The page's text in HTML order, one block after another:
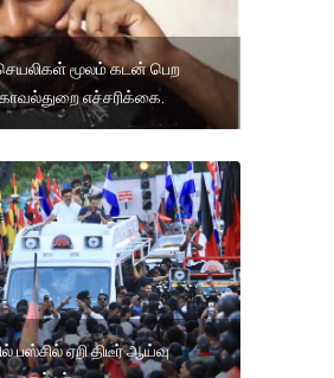
மூலம் கடன் பெற
எச்சரிக்கை.
ஏறி திடீர் ஆய்வு